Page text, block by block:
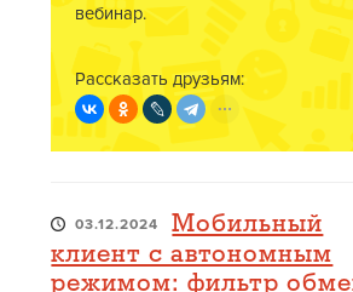
вебинар.
Рассказать друзьям:
03.12.2024
Мобильный
клиент с автономным
режимом: фильтр